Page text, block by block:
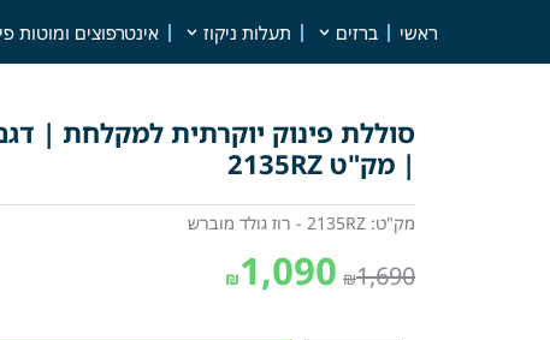
ראשי ברזים תעלות ניקוז אינטרפוצים ומוטות
| מק"ט 2135RZ
מק"ט: 2135RZ - רוז גולד מוברש
₪1,690
₪1,090